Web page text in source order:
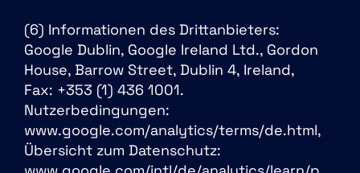
(6) Informationen des Drittanbieters:
Google Dublin, Google Ireland Ltd., Gordon
House, Barrow Street, Dublin 4, Ireland,
Fax: +353 (1) 436 1001.
Nutzerbedingungen:
www.google.com/analytics/terms/de.html,
Übersicht zum Datenschutz: